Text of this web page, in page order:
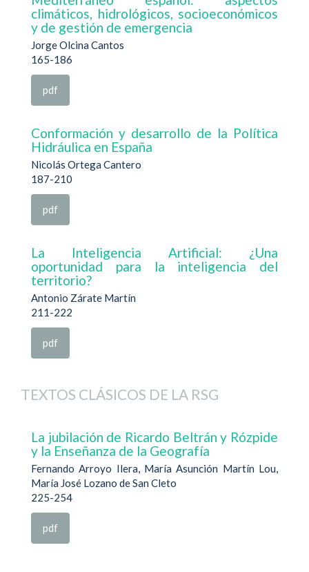
climáticos, hidrológicos, socioeconómicos
y de gestión de emergencia
Jorge Olcina Cantos
165-186
pdf
Conformación y desarrollo de la Política
Hidráulica en España
Nicolás Ortega Cantero
187-210
pdf
La Inteligencia Artificial: ¿Una
oportunidad para la inteligencia del
territorio?
Antonio Zárate Martín
211-222
pdf
TEXTOS CLÁSICOS DE LA RSG
La jubilación de Ricardo Beltrán y Rózpide
y la Enseñanza de la Geografía
Fernando Arroyo Ilera, María Asunción Martín Lou,
María José Lozano de San Cleto
225-254
pdf